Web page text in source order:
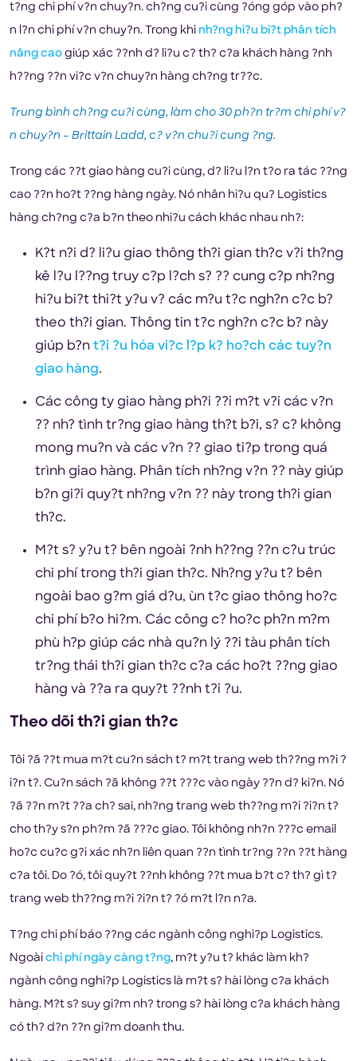
t?ng chi phí v?n chuy?n. ch?ng cu?i cùng ?óng góp vào ph?
n l?n chi phí v?n chuy?n. Trong khi nh?ng hi?u bi?t phân tích
nâng cao giúp xác ??nh d? li?u c? th? c?a khách hàng ?nh
h??ng ??n vi?c v?n chuy?n hàng ch?ng tr??c.
Trung bình ch?ng cu?i cùng, làm cho 30 ph?n tr?m chi phí v?
n chuy?n – Brittain Ladd, c? v?n chu?i cung ?ng.
Trong các ??t giao hàng cu?i cùng, d? li?u l?n t?o ra tác ??ng
cao ??n ho?t ??ng hàng ngày. Nó nhân hi?u qu? Logistics
hàng ch?ng c?a b?n theo nhi?u cách khác nhau nh?:
K?t n?i d? li?u giao thông th?i gian th?c v?i th?ng
kê l?u l??ng truy c?p l?ch s? ?? cung c?p nh?ng
hi?u bi?t thi?t y?u v? các m?u t?c ngh?n c?c b?
theo th?i gian. Thông tin t?c ngh?n c?c b? này
giúp b?n t?i ?u hóa vi?c l?p k? ho?ch các tuy?n
giao hàng.
Các công ty giao hàng ph?i ??i m?t v?i các v?n
?? nh? tình tr?ng giao hàng th?t b?i, s? c? không
mong mu?n và các v?n ?? giao ti?p trong quá
trình giao hàng. Phân tích nh?ng v?n ?? này giúp
b?n gi?i quy?t nh?ng v?n ?? này trong th?i gian
th?c.
M?t s? y?u t? bên ngoài ?nh h??ng ??n c?u trúc
chi phí trong th?i gian th?c. Nh?ng y?u t? bên
ngoài bao g?m giá d?u, ùn t?c giao thông ho?c
chi phí b?o hi?m. Các công c? ho?c ph?n m?m
phù h?p giúp các nhà qu?n lý ??i tàu phân tích
tr?ng thái th?i gian th?c c?a các ho?t ??ng giao
hàng và ??a ra quy?t ??nh t?i ?u.
Theo dõi th?i gian th?c
Tôi ?ã ??t mua m?t cu?n sách t? m?t trang web th??ng m?i ?
i?n t?. Cu?n sách ?ã không ??t ???c vào ngày ??n d? ki?n. Nó
?ã ??n m?t ??a ch? sai, nh?ng trang web th??ng m?i ?i?n t?
cho th?y s?n ph?m ?ã ???c giao. Tôi không nh?n ???c email
ho?c cu?c g?i xác nh?n liên quan ??n tình tr?ng ??n ??t hàng
c?a tôi. Do ?ó, tôi quy?t ??nh không ??t mua b?t c? th? gì t?
trang web th??ng m?i ?i?n t? ?ó m?t l?n n?a.
T?ng chi phí báo ??ng các ngành công nghi?p Logistics.
Ngoài chi phí ngày càng t?ng, m?t y?u t? khác làm kh?
ngành công nghi?p Logistics là m?t s? hài lòng c?a khách
hàng. M?t s? suy gi?m nh? trong s? hài lòng c?a khách hàng
có th? d?n ??n gi?m doanh thu.